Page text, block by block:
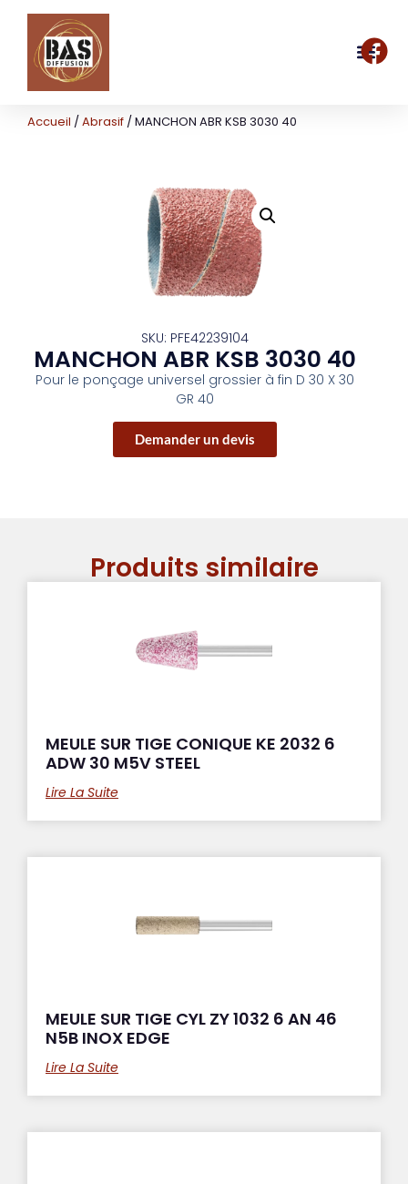
Accueil /Abrasif / MANCHON ABR KSB 3030 40
SKU: PFE42239104
MANCHON ABR KSB 3030 40
Pour le ponçage universel grossier à fin D 30 X 30
GR 40
Demander un devis
Produits similaire
MEULE SUR TIGE CONIQUE KE 2032 6
ADW 30 M5V STEEL
Lire La Suite
MEULE SUR TIGE CYL ZY 1032 6 AN 46
N5B INOX EDGE
Lire La Suite